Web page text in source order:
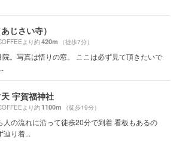
じさい寺）
より約420m （徒歩7分）
院。写真は悟りの窓。 ここは必ず見て頂きたいで
宇賀福神社
より約1100m （徒歩19分）
人の流れに沿って徒歩20分で到着 看板もあるの
辿り着...